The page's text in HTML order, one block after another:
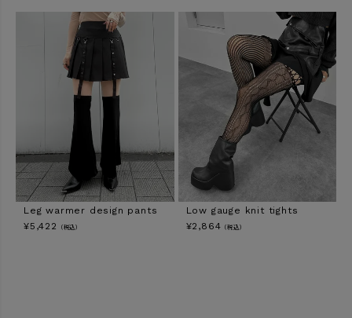
Leg warmer design pants
¥5,422 （税込）
Low gauge knit tights
¥2,864 （税込）